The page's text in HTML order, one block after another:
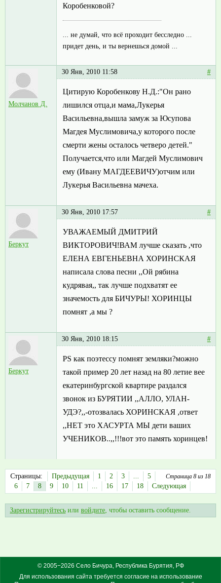
Коробенковой?
... не думай, что всё проходит бесследно ...
придет день, и ты вернешься домой ...
Молчанов Д.
30 Янв, 2010 11:58 #
Цитирую Коробенкову Н.Д.:"Он рано
лишился отца,и мама,Лукерья
Васильевна,вышла замуж за Юсупова
Магдея Муслимовича,у которого после
смерти жены осталось четверо детей."
Получается,что или Магдей Муслимович
ему (Ивану МАГДЕЕВИЧУ)отчим или
Лукерья Васильевна мачеха.
Беркут
30 Янв, 2010 17:57 #
УВАЖАЕМЫЙ ДМИТРИЙ
ВИКТОРОВИЧ!ВАМ лучше сказать ,что
ЕЛЕНА ЕВГЕНЬЕВНА ХОРИНСКАЯ
написала слова песни ,,Ой рябина
кудрявая,, так лучше подхватят ее
значемость для БИЧУРЫ! ХОРИНЦЫ
помнят ,а мы ?
Беркут
30 Янв, 2010 18:15 #
PS как поэтессу помнят земляки?можно
такой пример 20 лет назад на 80 летие вее
екатеринбургской квартире раздался
звонок из БУРЯТИИ ,,АЛЛО, УЛАН-
УДЭ?,,-отозвалась ХОРИНСКАЯ ,ответ
,,НЕТ это ХАСУРТА МЫ дети ваших
УЧЕНИКОВ..,,!!!вот это память хоринцев!
Страница 8 из 18
Страницы: Предыдущая 1 2 3 ...
5
6
7 8 9 10 11 ... 16 17 18 Следующая
Зарегистрируйтесь или войдите, чтобы оставить сообщение.
© 2005−2026 Село Бичура, Республика Бурятия, РФ
Для использования сайта требуется согласие на использование